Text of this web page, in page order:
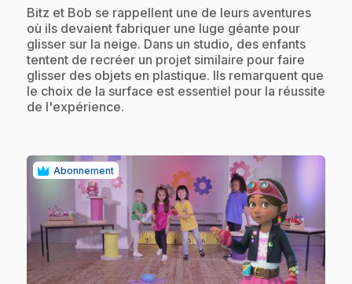
.Bitz et Bob se rappellent une de leurs aventures
où ils devaient fabriquer une luge géante pour
glisser sur la neige. Dans un studio, des enfants
tentent de recréer un projet similaire pour faire
glisser des objets en plastique. Ils remarquent que
le choix de la surface est essentiel pour la réussite
de l'expérience.
Abonnement